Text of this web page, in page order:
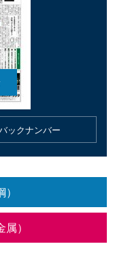
ックナンバー
）